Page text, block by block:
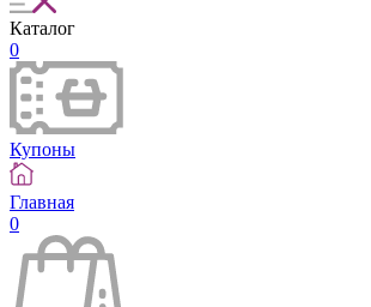
Каталог
0
Купоны
Главная
0